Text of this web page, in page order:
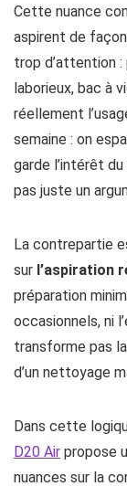
Cette nuance
aspirent de
trop d’attention
laborieux, bac à
réellement
semaine : on
garde l’intérêt
pas juste un
La contrepartie
sur l’aspiration
préparation
occasionnels, ni
transforme pas
d’un nettoyage
Dans cette
D20 Air propose
nuances sur la